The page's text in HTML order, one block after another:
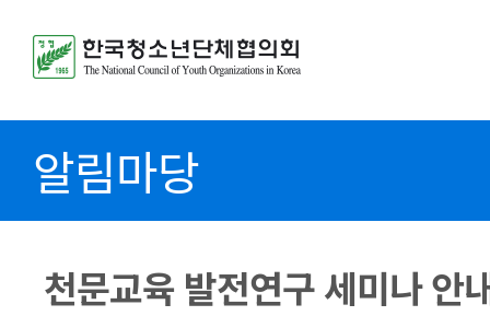
알림마당
천문교육 발전연구 세미나 안